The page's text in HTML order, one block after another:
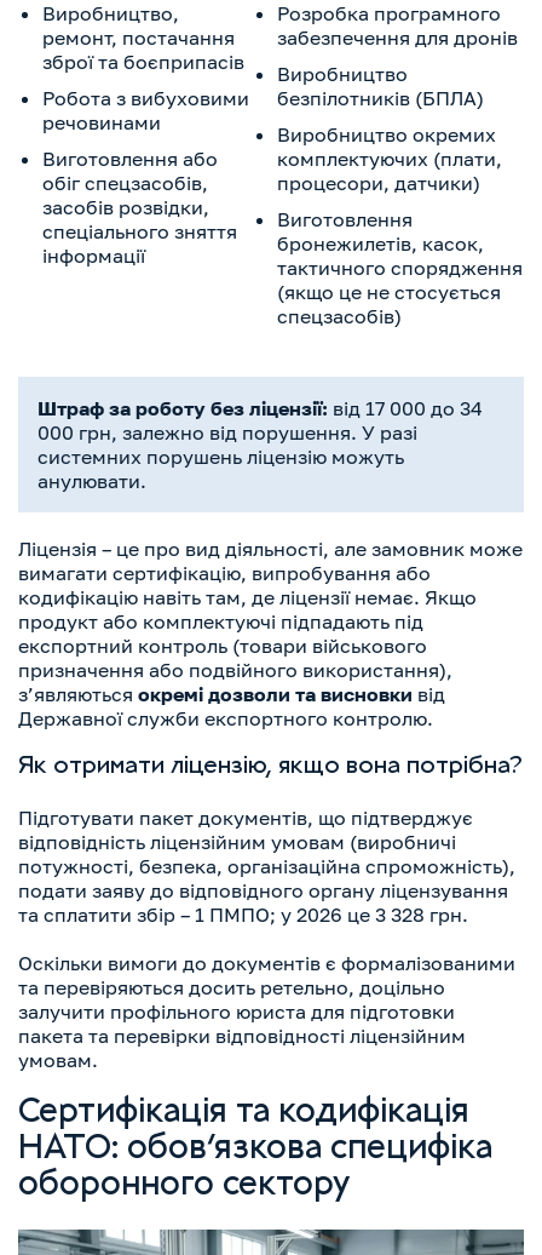
Виробництво,
ремонт, постачання
зброї та боєприпасів
Робота з вибуховими
речовинами
Виготовлення або
обіг спецзасобів,
засобів розвідки,
спеціального зняття
інформації
Розробка програмного
забезпечення для дронів
Виробництво
безпілотників (БПЛА)
Виробництво окремих
комплектуючих (плати,
процесори, датчики)
Виготовлення
бронежилетів, касок,
тактичного спорядження
(якщо це не стосується
спецзасобів)
Штраф за роботу без ліцензії: від 17 000 до 34
000 грн, залежно від порушення. У разі
системних порушень ліцензію можуть
анулювати.
Ліцензія – це про вид діяльності, але замовник може
вимагати сертифікацію, випробування або
кодифікацію навіть там, де ліцензії немає. Якщо
продукт або комплектуючі підпадають під
експортний контроль (товари військового
призначення або подвійного використання),
з’являються окремі дозволи та висновки від
Державної служби експортного контролю.
Як отримати ліцензію, якщо вона потрібна?
Підготувати пакет документів, що підтверджує
відповідність ліцензійним умовам (виробничі
потужності, безпека, організаційна спроможність),
подати заяву до відповідного органу ліцензування
та сплатити збір – 1 ПМПО; у 2026 це 3 328 грн.
Оскільки вимоги до документів є формалізованими
та перевіряються досить ретельно, доцільно
залучити профільного юриста для підготовки
пакета та перевірки відповідності ліцензійним
умовам.
Сертифікація та кодифікація
НАТО: обов’язкова специфіка
оборонного сектору